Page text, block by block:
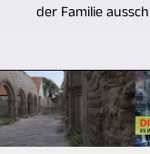
der Familie